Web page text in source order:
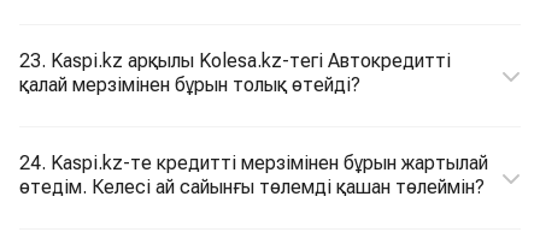
23. Kaspi.kz арқылы Kolesa.kz-тегі Автокредитті
қалай мерзімінен бұрын толық өтейді?
24. Kaspi.kz-те кредитті мерзімінен бұрын жартылай
өтедім. Келесі ай сайынғы төлемді қашан төлеймін?